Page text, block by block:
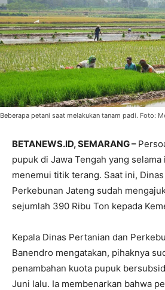
Beberapa petani saat melakukan tanam padi. Foto:
BETANEWS.ID, SEMARANG –
pupuk di Jawa Tengah yang
menemui titik terang. Saat ini,
Perkebunan Jateng sudah
sejumlah 390 Ribu Ton kepada
Kepala Dinas Pertanian dan
Banendro mengatakan, pihaknya
penambahan kuota pupuk
Juni lalu. Ia membenarkan bahwa